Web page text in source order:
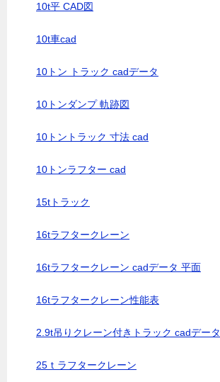
10t平 CAD図
10t車cad
10トン トラック cadデータ
10トンダンプ 軌跡図
10トントラック 寸法 cad
10トンラフター cad
15tトラック
16tラフタークレーン
16tラフタークレーン cadデータ 平面
16tラフタークレーン性能表
2.9t吊りクレーン付きトラック cadデータ
25ｔラフタークレーン